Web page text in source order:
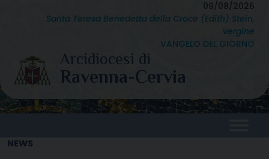
09/08/2026
Santa Teresa Benedetta della Croce (Edith) Stein,
vergine
VANGELO DEL GIORNO
NEWS